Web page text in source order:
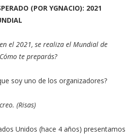
(POR YGNACIO): 2021
el 2021, se realiza el Mundial de
te preparás?
soy uno de los organizadores?
(Risas)
Unidos (hace 4 años) presentamos